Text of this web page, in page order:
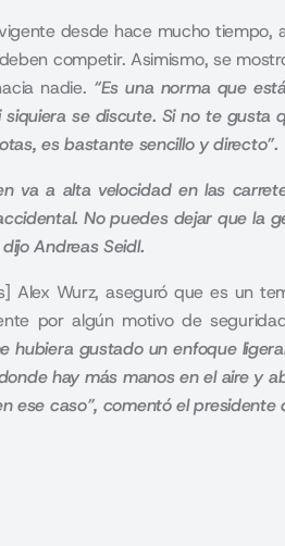
desde hace mucho tiempo,
competir. Asimismo, se
nadie. “Es una norma que
se discute. Si no te gusta
es bastante sencillo y directo”.
va a alta velocidad en las
No puedes dejar que la
Andreas Seidl.
Alex Wurz, aseguró que es un
por algún motivo de
hubiera gustado un enfoque
hay más manos en el aire y
ese caso”, comentó el presidente